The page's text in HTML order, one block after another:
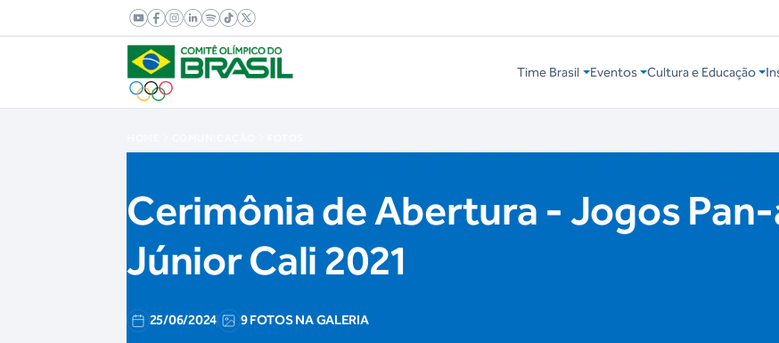
Time Brasil Eventos Cultura e Educação
Cerimônia de Abertura - Jogos
Júnior Cali 2021
25/06/2024 9 FOTOS NA GALERIA